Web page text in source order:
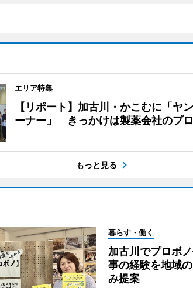
エリア特集
【リポート】加古川・かこむに「ヤ
ーナー」 きっかけは製薬会社のプ
もっと見る
暮らす・働く
加古川でプロボ
事の経験を地域
み提案